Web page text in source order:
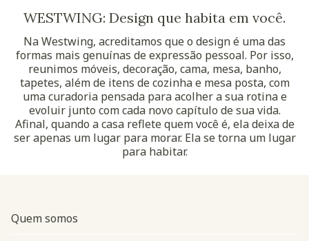
WESTWING: Design que habita em você.
Na Westwing, acreditamos que o design é uma das
formas mais genuínas de expressão pessoal. Por isso,
reunimos móveis, decoração, cama, mesa, banho,
tapetes, além de itens de cozinha e mesa posta, com
uma curadoria pensada para acolher a sua rotina e
evoluir junto com cada novo capítulo de sua vida.
Afinal, quando a casa reflete quem você é, ela deixa de
ser apenas um lugar para morar. Ela se torna um lugar
para habitar.
Quem somos